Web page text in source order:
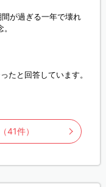
が過ぎる一年で壊れ
たと回答しています。
41件）